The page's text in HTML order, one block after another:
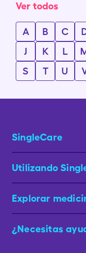
Ver todos
A B C
J
K L
S
T U
SingleCare
Utilizando
Explorar
¿Necesitas